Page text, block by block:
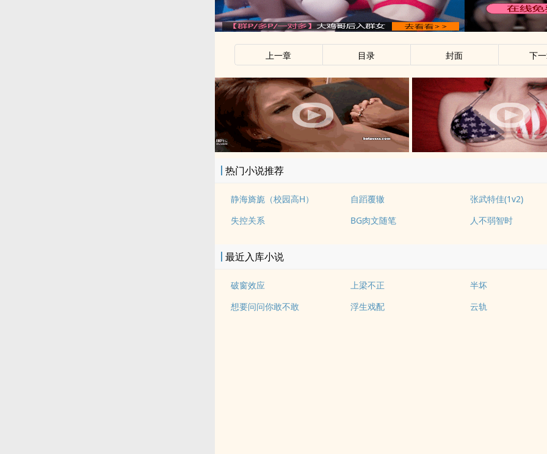
上一章 目录 封面 下
x
热门小说推荐
静海旖旎（校园高H） 自蹈覆辙
张武特佳(1v2)
失控关系
BG肉文随笔 人不弱智时
最近入库小说
破窗效应 上梁不正
半坏
想要问问你敢不敢
浮生戏配 云轨